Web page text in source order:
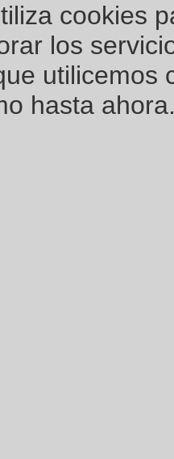
cookies
los
utilicemos
hasta